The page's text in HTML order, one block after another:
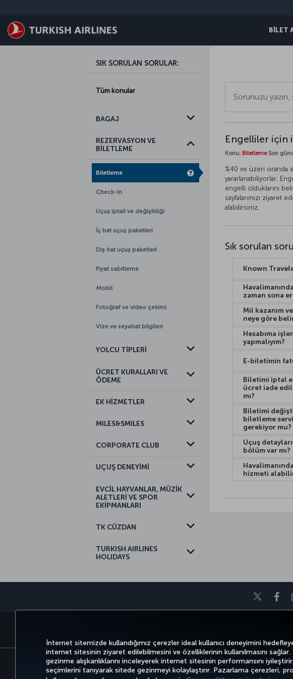
İnternet sitemizde kullandığımız çerezler ideal kullanıcı deneyimini
internet sitesinin ziyaret edilebilmesini ve özelliklerinin kullanılmasını
gezinme alışkanlıklarını inceleyerek internet sitesinin performansını
seçimlerini tanıyarak sitede gezinmeyi kolaylaştırır. Pazarlama çerezleri,
BİLET
SIK SORULAN SORULAR:
Tüm konular
BAGAJ
REZERVASYON VE
BİLETLEME
Biletleme
Check-in
Uçuş iptali ve değişikliği
İç hat uçuş paketleri
Dış hat uçuş paketleri
Fiyat sabitleme
Mobil
Fotoğraf ve video çekimi
Vize ve seyahat bilgileri
YOLCU TİPLERİ
ÜCRET KURALLARI VE
ÖDEME
EK HİZMETLER
MILES&SMILES
CORPORATE CLUB
UÇUŞ DENEYİMİ
EVCİL HAYVANLAR, MÜZİK
ALETLERİ VE SPOR
EKİPMANLARI
TK CÜZDAN
TURKISH AIRLINES
HOLIDAYS
Engelliler için
Konu: BiletlemeSon
%40 ve üzeri oranda
yararlanabiliyorlar.
engelli olduklarını
sayfalarımızı ziyaret
alabilirsiniz.
Sık sorulan
Known
zaman sona
Mil kazanım
neye göre
Hesabıma
yapmalıyım?
E-biletimin
Biletimi iptal
ücret iade
mı?
Biletimi
biletleme
gerekiyor mu?
Uçuş
bölüm var mı?
hizmeti
Twitter
Bilgi Toplumu Hizmetleri Erişilebilirlik Gizlilik ve